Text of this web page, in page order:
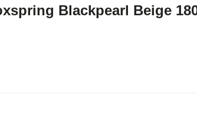
Blackpearl Beige